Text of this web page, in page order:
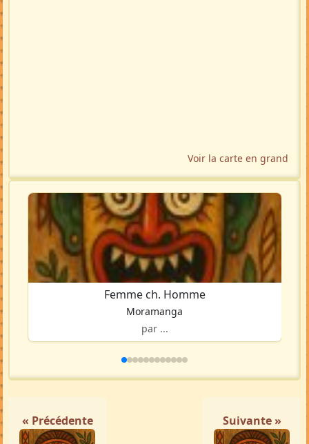
Voir la carte en grand
Femme ch. Homme
Moramanga
par ...
« Précédente Suivante »